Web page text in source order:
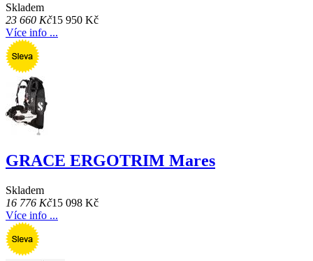
Skladem
23 660 Kč15 950 Kč
Více info ...
GRACE ERGOTRIM Mares
Skladem
16 776 Kč15 098 Kč
Více info ...